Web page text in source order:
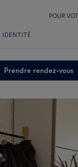
POUR
IDENTITÉ
Prendre rendez-vous